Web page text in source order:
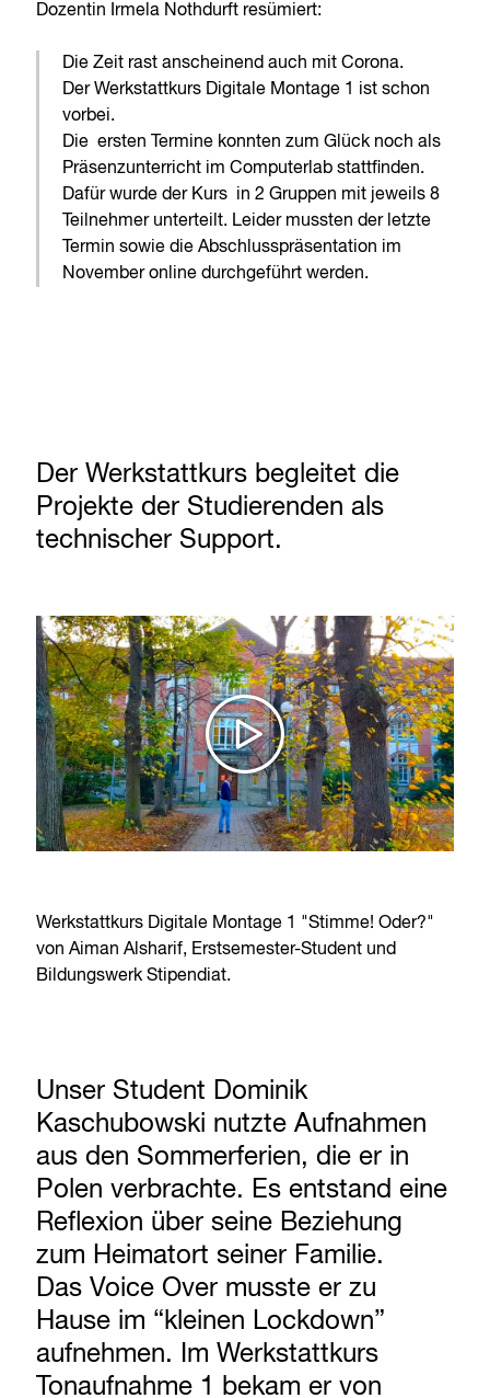
Dozentin Irmela Nothdurft resümiert:
Die Zeit rast anscheinend auch mit Corona.
Der Werkstattkurs Digitale Montage 1 ist schon
vorbei.
Die ersten Termine konnten zum Glück noch als
Präsenzunterricht im Computerlab stattfinden.
Dafür wurde der Kurs in 2 Gruppen mit jeweils 8
Teilnehmer unterteilt. Leider mussten der letzte
Termin sowie die Abschlusspräsentation im
November online durchgeführt werden.
Der Werkstattkurs begleitet die
Projekte der Studierenden als
technischer Support.
Werkstattkurs Digitale Montage 1 "Stimme! Oder?"
von Aiman Alsharif, Erstsemester-Student und
Bildungswerk Stipendiat.
Unser Student Dominik
Kaschubowski nutzte Aufnahmen
aus den Sommerferien, die er in
Polen verbrachte. Es entstand eine
Reflexion über seine Beziehung
zum Heimatort seiner Familie.
Das Voice Over musste er zu
Hause im “kleinen Lockdown”
aufnehmen. Im Werkstattkurs
Tonaufnahme 1 bekam er von